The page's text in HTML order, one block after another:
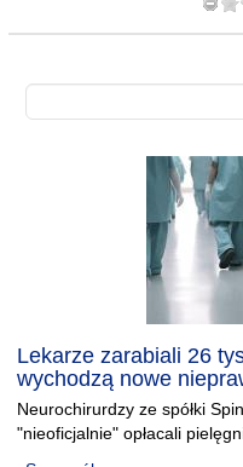
Lekarze zarabiali 26
wychodzą nowe
Neurochirurdzy ze spółki
"nieoficjalnie" opłacali